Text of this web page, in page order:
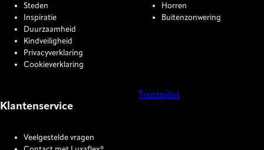
Steden
Inspiratie
Duurzaamheid
Kindveiligheid
Privacyverklaring
Cookieverklaring
Horren
Buitenzonwering
Klantenservice
Veelgestelde vragen
Trustpilot